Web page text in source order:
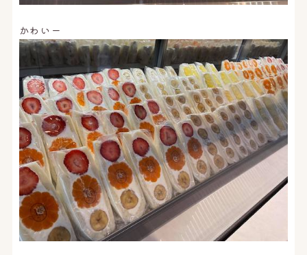
かわいー